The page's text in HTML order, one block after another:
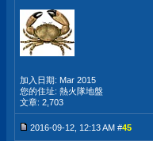
加入日期: Mar 2015
您的住址: 熱火隊地盤
文章: 2,703
2016-09-12, 12:13 AM #45